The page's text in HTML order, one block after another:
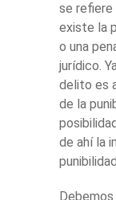
se refiere
existe la
o una
jurídico.
delito es
de la
de ahí la